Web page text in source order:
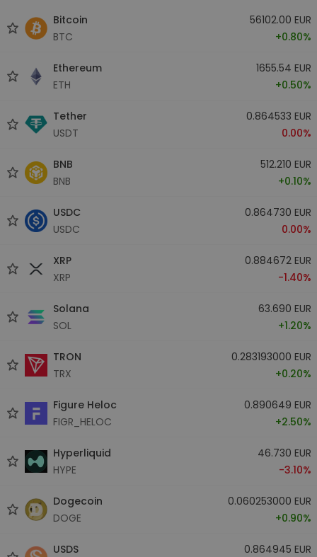
Bitcoin
BTC
56102.00 EUR
+0.80%
Ethereum
ETH
1655.54 EUR
+0.50%
Tether
USDT
0.864533 EUR
0.00%
BNB
BNB
512.210 EUR
+0.10%
USDC
USDC
0.864730 EUR
0.00%
XRP
XRP
0.884672 EUR
-1.40%
Solana
SOL
63.690 EUR
+1.20%
TRON
TRX
0.283193000 EUR
+0.20%
Figure Heloc
FIGR_HELOC
0.890649 EUR
+2.50%
Hyperliquid
HYPE
46.730 EUR
-3.10%
Dogecoin
DOGE
0.060253000 EUR
+0.90%
USDS
0.864945 EUR